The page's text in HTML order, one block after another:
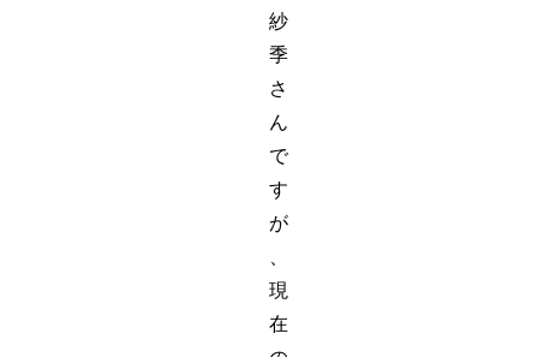
紗
季
さ
ん
で
す
が
現
在